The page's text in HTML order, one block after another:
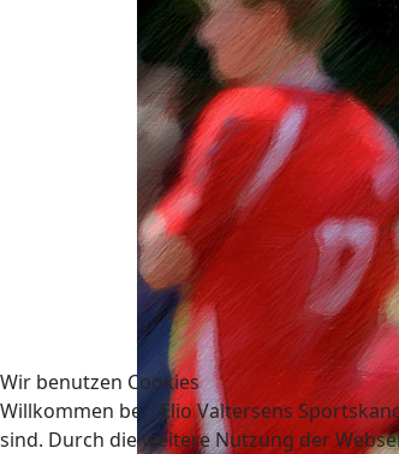
Wir benutzen Cookies
Willkommen bei "Elio Valtersens
sind. Durch die weitere Nutzung der